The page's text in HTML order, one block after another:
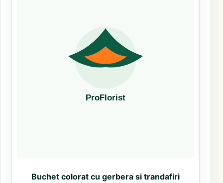
Buchet colorat cu gerbera si trandafiri